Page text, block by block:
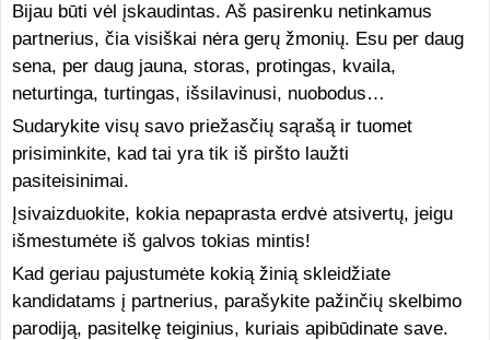
Bijau būti vėl įskaudintas. Aš pasirenku netinkamus
partnerius, čia visiškai nėra gerų žmonių. Esu per daug
sena, per daug jauna, storas, protingas, kvaila,
neturtinga, turtingas, išsilavinusi, nuobodus…
Sudarykite visų savo priežasčių sąrašą ir tuomet
prisiminkite, kad tai yra tik iš piršto laužti
pasiteisinimai.
Įsivaizduokite, kokia nepaprasta erdvė atsivertų, jeigu
išmestumėte iš galvos tokias mintis!
Kad geriau pajustumėte kokią žinią skleidžiate
kandidatams į partnerius, parašykite pažinčių skelbimo
parodiją, pasitelkę teiginius, kuriais apibūdinate save.